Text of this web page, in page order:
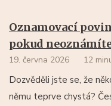
Oznamovací
pokud
19. června 2026 12
Dozvěděli jste se, že
němu teprve chystá?